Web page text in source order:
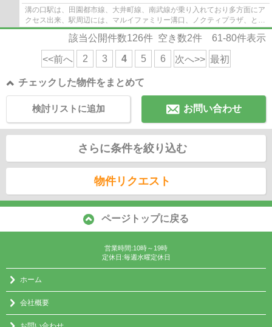
溝の口駅は、田園都市線、大井町線、南武線が乗り入れており多方面にア
クセス出来、駅周辺には、マルイファミリー溝口、ノクティプラザ、とい
ったデパートやレストラン街、イトーヨー...
該当公開件数126件 空き数2件 61-80件表示
<<前へ 2 3 4 5 6 次へ>> 最初
チェックした物件をまとめて
お問い合わせ
検討リストに追加
さらに条件を絞り込む
物件リクエスト
ページトップに戻る
営業時間:10時～19時
定休日:毎週水曜定休日
ホーム
会社概要